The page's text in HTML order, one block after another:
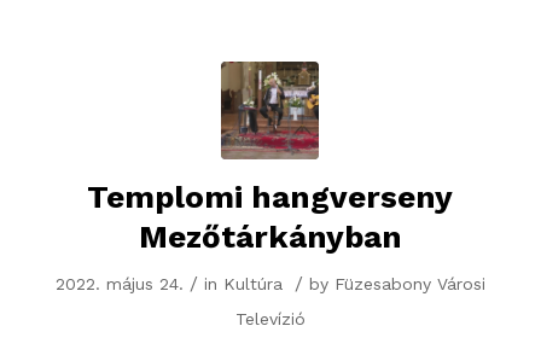
Templomi hangverseny
Mezőtárkányban
2022. május 24. / in Kultúra / by Füzesabony Városi
Televízió